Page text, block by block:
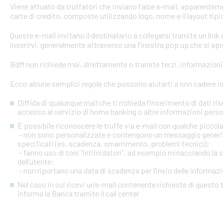
Viene attuato da truffatori che inviano false e-mail,
carte di credito, composte utilizzando logo, nome e il layout
Queste e-mail invitano il destinatario a collegarsi tramite un
inserirvi, generalmente attraverso una finestra pop up che si
BdM non richiede mai, direttamente o tramite terzi,
Ecco alcune semplici regole che possono aiutarti a non cadere
Diffida di qualunque mail che ti richieda l’inserimento di dati
accesso al servizio di home banking o altre informazioni
È possibile riconoscere le truffe via e-mail con qualche
- non sono personalizzate e contengono un messaggio
specificati (es. scadenza, smarrimento, problemi tecnici);
- fanno uso di toni “intimidatori”, ad esempio minacciando
dell’utente;
- non riportano una data di scadenza per l’invio delle
Nel caso in cui ricevi un’e-mail contenente richieste di
informa la Banca tramite il call center